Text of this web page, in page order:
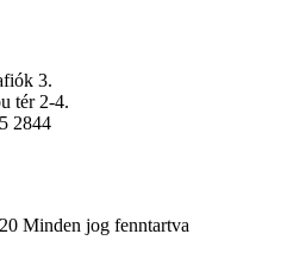
3.
tér 2-4.
2844
Minden jog fenntartva